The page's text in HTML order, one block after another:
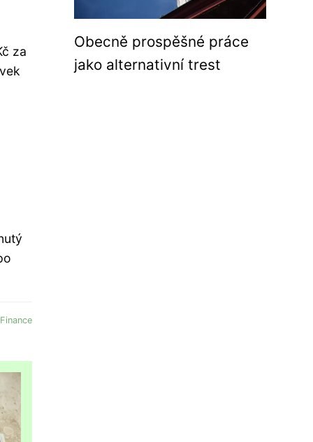
za
Finance
Obecně prospěšné práce
jako alternativní trest